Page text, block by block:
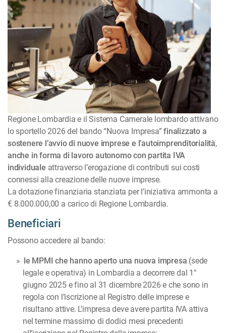
Regione Lombardia e il Sistema Camerale lombardo attivano
lo sportello 2026 del bando “Nuova Impresa”finalizzato a
sostenere l’avvio di nuove imprese e l’autoimprenditorialità,
anche in forma di lavoro autonomo con partita IVA
individuale attraverso l’erogazione di contributi sui costi
connessi alla creazione delle nuove imprese.
La dotazione finanziaria stanziata per l’iniziativa ammonta a
€ 8.000.000,00 a carico di Regione Lombardia.
Beneficiari
Possono accedere al bando:
le MPMI che hanno aperto una nuova impresa (sede
legale e operativa) in Lombardia a decorrere dal 1°
giugno 2025 e fino al 31 dicembre 2026 e che sono in
regola con l’iscrizione al Registro delle imprese e
risultano attive. L’impresa deve avere partita IVA attiva
nel termine massimo di dodici mesi precedenti